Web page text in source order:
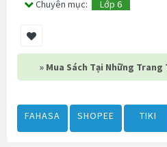
Chuyên mục: Lớp 6
» Mua Sách Tại Những
FAHASA SHOPEE TIKI